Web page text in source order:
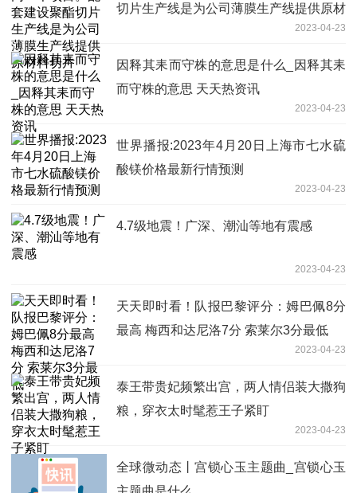
切片生产线是为公司薄膜生产线提供原材
2023-04-23
因释其耒而守株的意思是什么_因释其耒
而守株的意思 天天热资讯
2023-04-23
世界播报:2023年4月20日上海市七水硫
酸镁价格最新行情预测
2023-04-23
4.7级地震！广深、潮汕等地有震感
2023-04-23
天天即时看！队报巴黎评分：姆巴佩8分
最高 梅西和达尼洛7分 索莱尔3分最低
2023-04-23
泰王带贵妃频繁出宫，两人情侣装大撒狗
粮，穿衣太时髦惹王子紧盯
2023-04-23
全球微动态丨宫锁心玉主题曲_宫锁心玉